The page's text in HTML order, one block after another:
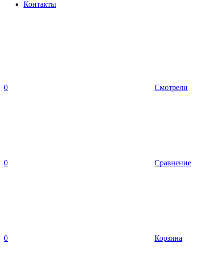
Контакты
0 Смотрели
0 Сравнение
0 Корзина